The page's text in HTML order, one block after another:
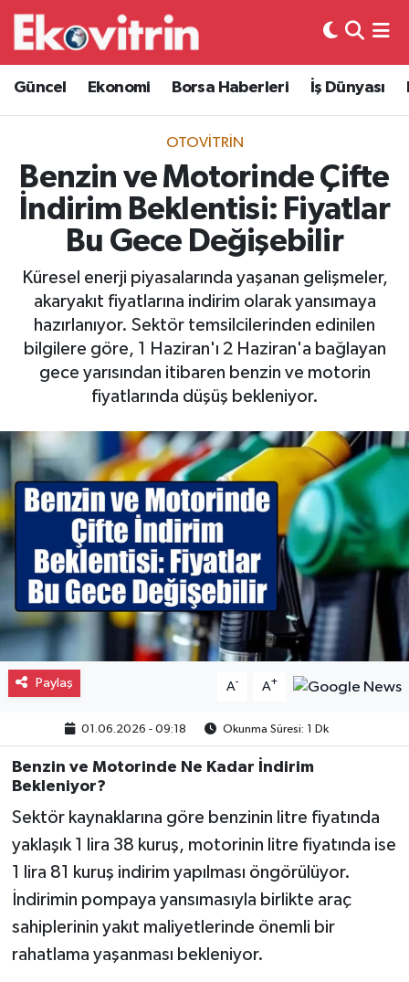
Güncel Ekonomi Borsa Haberleri İş Dünyası
OTOVITRIN
Benzin ve Motorinde Çifte
İndirim Beklentisi: Fiyatlar
Bu Gece Değişebilir
Küresel enerji piyasalarında yaşanan gelişmeler,
akaryakıt fiyatlarına indirim olarak yansımaya
hazırlanıyor. Sektör temsilcilerinden edinilen
bilgilere göre, 1 Haziran'ı 2 Haziran'a bağlayan
gece yarısından itibaren benzin ve motorin
fiyatlarında düşüş bekleniyor.
Paylaş A- A+
01.06.2026 - 09:18 Okunma Süresi: 1 Dk
Benzin ve Motorinde Ne Kadar İndirim
Bekleniyor?
Sektör kaynaklarına göre benzinin litre fiyatında
yaklaşık 1 lira 38 kuruş, motorinin litre fiyatında ise
1 lira 81 kuruş indirim yapılması öngörülüyor.
İndirimin pompaya yansımasıyla birlikte araç
sahiplerinin yakıt maliyetlerinde önemli bir
rahatlama yaşanması bekleniyor.
Güncel
Ekonomi
Borsa Haberleri
İş Dünyası
Lojistik
Otovitrin
Asayiş
Magazin
Gayrimenkul
Spor
Eğitim
Hava Durumu
Trafik Durumu
Süper Lig Puan Durumu ve Fikstür
Tüm Manşetler
Son Dakika Haberleri
Haber Arşivi